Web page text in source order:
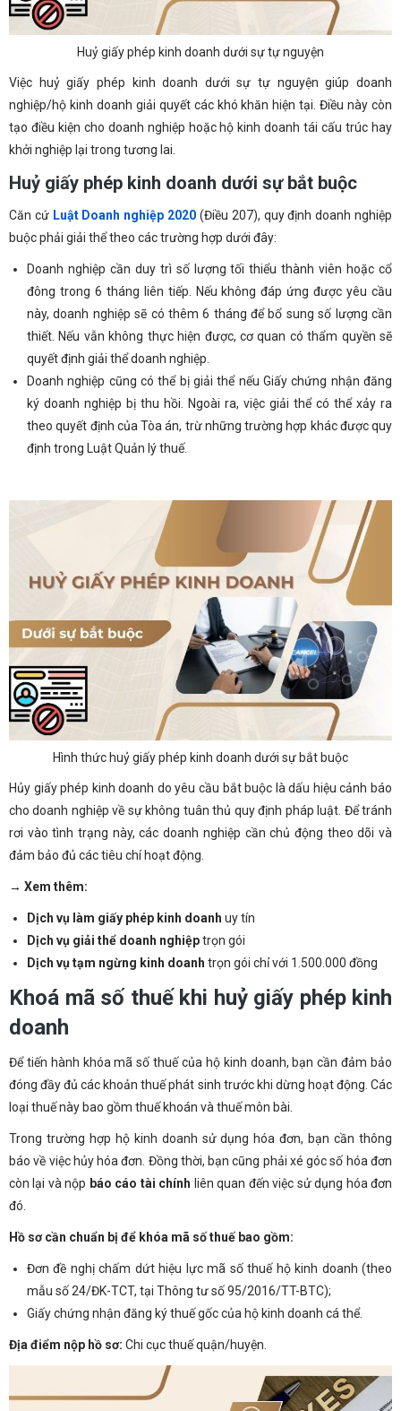
Huỷ giấy phép kinh doanh dưới sự tự nguyện
Việc huỷ giấy phép kinh doanh dưới sự tự nguyện giúp doanh
nghiệp/hộ kinh doanh giải quyết các khó khăn hiện tại. Điều này còn
tạo điều kiện cho doanh nghiệp hoặc hộ kinh doanh tái cấu trúc hay
khởi nghiệp lại trong tương lai.
Huỷ giấy phép kinh doanh dưới sự bắt buộc
Căn cứ Luật Doanh nghiệp 2020 (Điều 207), quy định doanh nghiệp
buộc phải giải thể theo các trường hợp dưới đây:
Doanh nghiệp cần duy trì số lượng tối thiểu thành viên hoặc cổ
đông trong 6 tháng liên tiếp. Nếu không đáp ứng được yêu cầu
này, doanh nghiệp sẽ có thêm 6 tháng để bổ sung số lượng cần
thiết. Nếu vẫn không thực hiện được, cơ quan có thẩm quyền sẽ
quyết định giải thể doanh nghiệp.
Doanh nghiệp cũng có thể bị giải thể nếu Giấy chứng nhận đăng
ký doanh nghiệp bị thu hồi. Ngoài ra, việc giải thể có thể xảy ra
theo quyết định của Tòa án, trừ những trường hợp khác được quy
định trong Luật Quản lý thuế.
Hình thức huỷ giấy phép kinh doanh dưới sự bắt buộc
Hủy giấy phép kinh doanh do yêu cầu bắt buộc là dấu hiệu cảnh báo
cho doanh nghiệp về sự không tuân thủ quy định pháp luật. Để tránh
rơi vào tình trạng này, các doanh nghiệp cần chủ động theo dõi và
đảm bảo đủ các tiêu chí hoạt động.
→ Xem thêm:
Dịch vụ làm giấy phép kinh doanh uy tín
Dịch vụ giải thể doanh nghiệptrọn gói
Dịch vụ tạm ngừng kinh doanh trọn gói chỉ với 1.500.000 đồng
Khoá mã số thuế khi huỷ giấy phép kinh
doanh
Để tiến hành khóa mã số thuế của hộ kinh doanh, bạn cần đảm bảo
đóng đầy đủ các khoản thuế phát sinh trước khi dừng hoạt động. Các
loại thuế này bao gồm thuế khoán và thuế môn bài.
Trong trường hợp hộ kinh doanh sử dụng hóa đơn, bạn cần thông
báo về việc hủy hóa đơn. Đồng thời, bạn cũng phải xé góc số hóa đơn
còn lại và nộp báo cáo tài chính liên quan đến việc sử dụng hóa đơn
đó.
Hồ sơ cần chuẩn bị để khóa mã số thuế bao gồm:
Đơn đề nghị chấm dứt hiệu lực mã số thuế hộ kinh doanh (theo
mẫu số 24/ĐK-TCT, tại Thông tư số 95/2016/TT-BTC);
Giấy chứng nhận đăng ký thuế gốc của hộ kinh doanh cá thể.
Địa điểm nộp hồ sơ: Chi cục thuế quận/huyện.